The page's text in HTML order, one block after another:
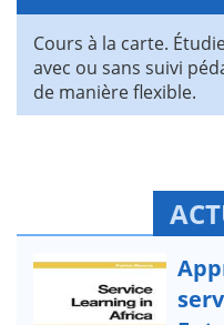
Cours à la carte.
avec ou sans suivi
de manière flexible.